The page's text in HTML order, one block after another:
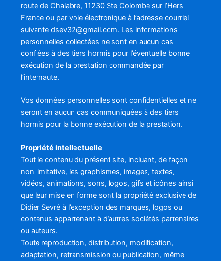
route de Chalabre, 11230 Ste Colombe sur l’Hers,
France ou par voie électronique à l’adresse courriel
suivante dsev32@gmail.com. Les informations
personnelles collectées ne sont en aucun cas
confiées à des tiers hormis pour l’éventuelle bonne
exécution de la prestation commandée par
l’internaute.
Vos données personnelles sont confidentielles et ne
seront en aucun cas communiquées à des tiers
hormis pour la bonne exécution de la prestation.
Propriété intellectuelle
Tout le contenu du présent site, incluant, de façon
non limitative, les graphismes, images, textes,
vidéos, animations, sons, logos, gifs et icônes ainsi
que leur mise en forme sont la propriété exclusive de
Didier Sevré à l’exception des marques, logos ou
contenus appartenant à d’autres sociétés partenaires
ou auteurs.
Toute reproduction, distribution, modification,
adaptation, retransmission ou publication, même